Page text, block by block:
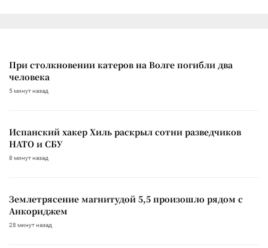
При столкновении катеров на Волге погибли два
человека
5 минут назад
Испанский хакер Хиль раскрыл сотни разведчиков
НАТО и СБУ
8 минут назад
Землетрясение магнитудой 5,5 произошло рядом с
Анкориджем
28 минут назад